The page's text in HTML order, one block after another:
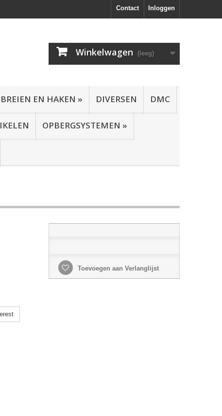
Inloggen
Contact
Winkelwagen (leeg)
BREIEN EN HAKEN » DIVERSEN DMC
OPBERGSYSTEMEN »
Toevoegen aan Verlanglijst